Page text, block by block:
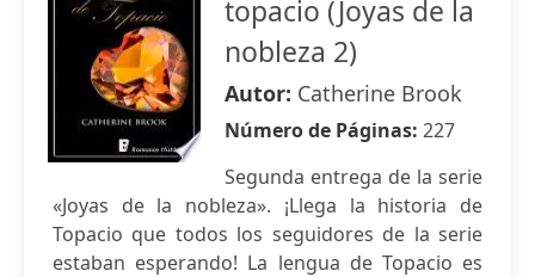
topacio (Joyas de la
nobleza 2)
Autor: Catherine Brook
Número de Páginas: 227
Segunda entrega de la serie
«Joyas de la nobleza». ¡Llega la historia de
Topacio que todos los seguidores de la serie
estaban esperando! La lengua de Topacio es